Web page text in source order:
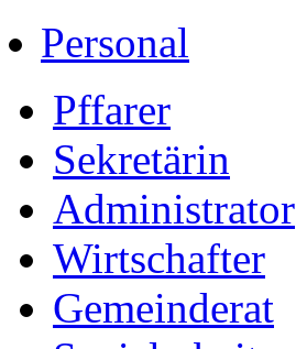
Personal
Pffarer
Sekretärin
Administrator
Wirtschafter
Gemeinderat